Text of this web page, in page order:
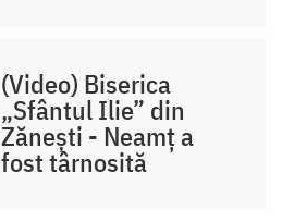
(Video) Biserica
„Sfântul Ilie” din
Zănești - Neamț a
fost târnosită